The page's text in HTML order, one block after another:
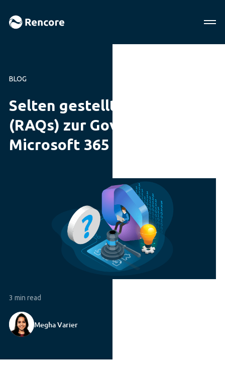
BLOG
Selten gestellte Fragen
(RAQs) zur Governance von
Microsoft 365
3 min read
Megha Varier